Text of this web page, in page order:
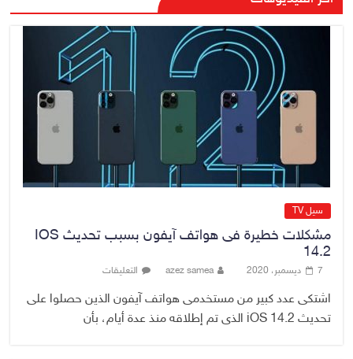
الزمن” لجمع الإيرادات
6 أغسطس، 2026 No Comment
وزارة العدل تحقق انجازا قانونيا
بكسب دعوى قضائية امام المحاكم
الأردنية لصالح شركة أدوية سامراء
6 أغسطس، 2026 No Comment
سيل TV
مشكلات خطيرة فى هواتف آيفون بسبب تحديث IOS
14.2
7 ديسمبر، 2020 azez samea التعليقات
اشتكى عدد كبير من مستخدمى هواتف آيفون الذين حصلوا على
تحديث iOS 14.2 الذى تم إطلاقه منذ عدة أيام، بأن